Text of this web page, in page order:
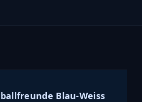
Blau-Weiss